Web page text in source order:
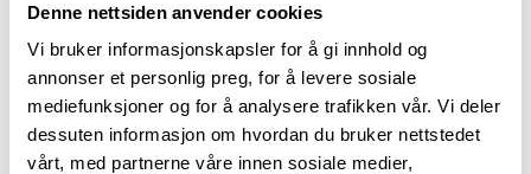
Denne nettsiden anvender cookies
Vi bruker informasjonskapsler for å gi innhold og
annonser et personlig preg, for å levere sosiale
mediefunksjoner og for å analysere trafikken vår. Vi deler
dessuten informasjon om hvordan du bruker nettstedet
vårt, med partnerne våre innen sosiale medier,